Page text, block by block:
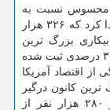
محسوس نسبت به
ماه قبل به ۱۰ میلیون و ۷۰۰ هزار نفر کاهش پیدا کرد که ۳۲۶ هزار
بزرگ ترین
اقتصاد جهان هنوز فاصله بسیاری با نرخ بیکاری ۳.۵ درصدی ثبت شده
از اقتصاد آمریکا
کانون درگیر
با کرونا در جهان شمرده می شود و بیش از ۲۸۰ هزار نفر از